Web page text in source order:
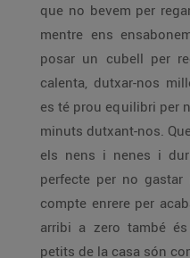
que no bevem per
mentre ens
posar un cubell per
calenta, dutxar-nos
es té prou equilibri per
minuts dutxant-nos.
els nens i nenes i
perfecte per no
compte enrere per
arribi a zero també
petits de la casa són